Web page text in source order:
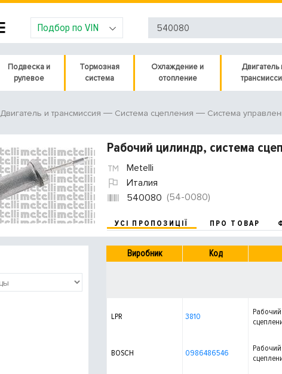
Подбор по VIN
Подвеска и
рулевое
Тормозная
система
Охлаждение и
отопление
Двигатель
Двигатель и трансмиссия Система сцепления Система
Рабочий цилиндр, система
Metelli
Италия
540080 (54-0080)
УСІ ПРОПОЗИЦІЇ ПРО ТОВАР
Виробник Код
LPR 3810
BOSCH 0986486546